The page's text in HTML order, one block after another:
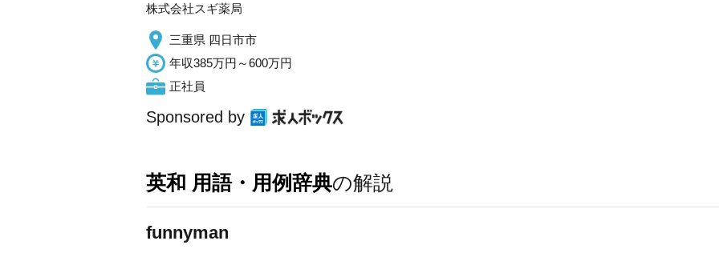
株式会社スギ薬局
三重県 四日市市
年収385万円～600万円
正社員
Sponsored by
英和 用語・用例辞典の解説
funnyman